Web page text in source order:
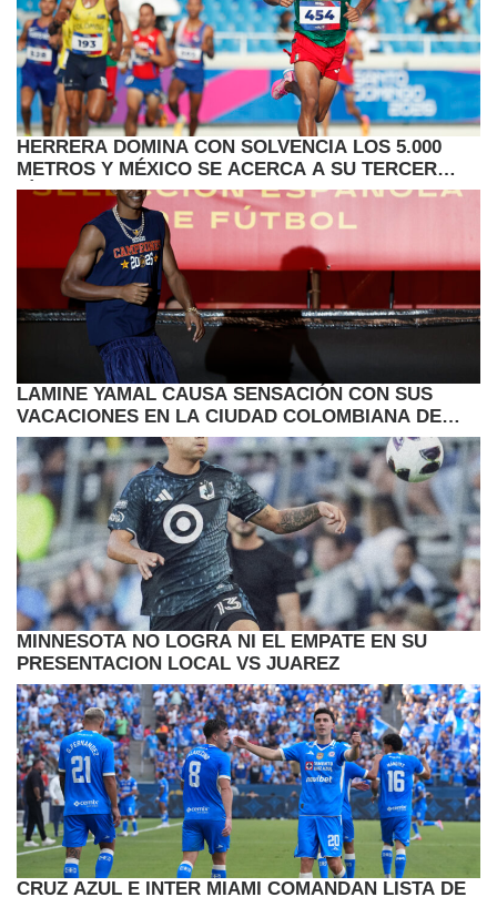
HERRERA DOMINA CON SOLVENCIA LOS 5.000
METROS Y MÉXICO SE ACERCA A SU TERCER
TÍTULO
LAMINE YAMAL CAUSA SENSACIÓN CON SUS
VACACIONES EN LA CIUDAD COLOMBIANA DE
CARTAGENA
MINNESOTA NO LOGRA NI EL EMPATE EN SU
PRESENTACION LOCAL VS JUAREZ
CRUZ AZUL E INTER MIAMI COMANDAN LISTA DE